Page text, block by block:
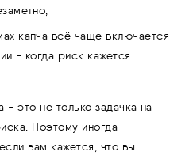
капча всё чаще включается
- когда риск кажется
- это не только задачка на
Поэтому иногда
вам кажется, что вы